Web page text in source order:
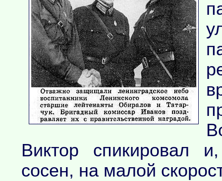
Виктор спикировал
сосен, на малой